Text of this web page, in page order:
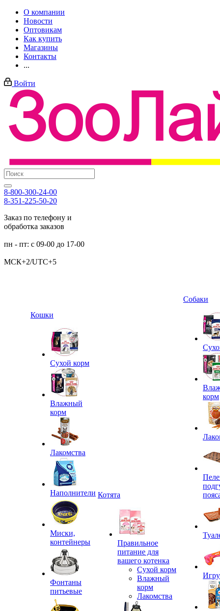
О компании
Новости
Оптовикам
Как купить
Магазины
Контакты
...
Войти
8-800-300-24-00
8-351-225-50-20
Заказ по телефону и
обработка заказов
пн - пт: с 09-00 до 17-00
МСК+2/UTC+5
Кошки
Сухой корм
Влажный
корм
Лакомства
Наполнители
Миски,
контейнеры
Фонтаны
питьевые
Котята
Правильное
питание для
вашего котенка
Сухой корм
Влажный
корм
Лакомства
Собаки
корм